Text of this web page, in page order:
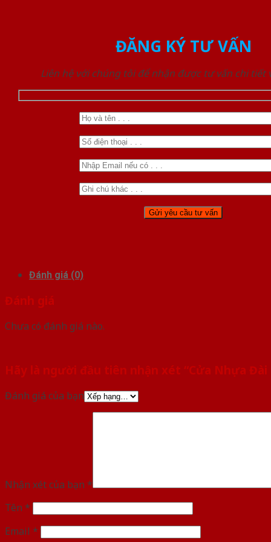
ĐĂNG KÝ TƯ VẤN
Liên hệ với chúng tôi để nhận được tư vấn chi tiết
Đánh giá (0)
Đánh giá
Chưa có đánh giá nào.
Hãy là người đầu tiên nhận xét “Cửa Nhựa Đài
Đánh giá của bạn
Nhận xét của bạn *
Tên *
Email *